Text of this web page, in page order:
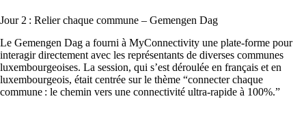
Jour 2 : Relier chaque commune – Gemengen Dag
Le Gemengen Dag a fourni à MyConnectivity une plate-forme pour
interagir directement avec les représentants de diverses communes
luxembourgeoises. La session, qui s’est déroulée en français et en
luxembourgeois, était centrée sur le thème “connecter chaque
commune : le chemin vers une connectivité ultra-rapide à 100%.”